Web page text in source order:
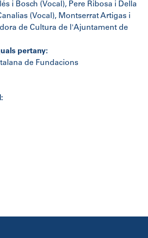
i Bosch (Vocal), Pere Ribosa i Della
(Vocal), Montserrat Artigas i
de Cultura de l'Ajuntament de
pertany:
de Fundacions